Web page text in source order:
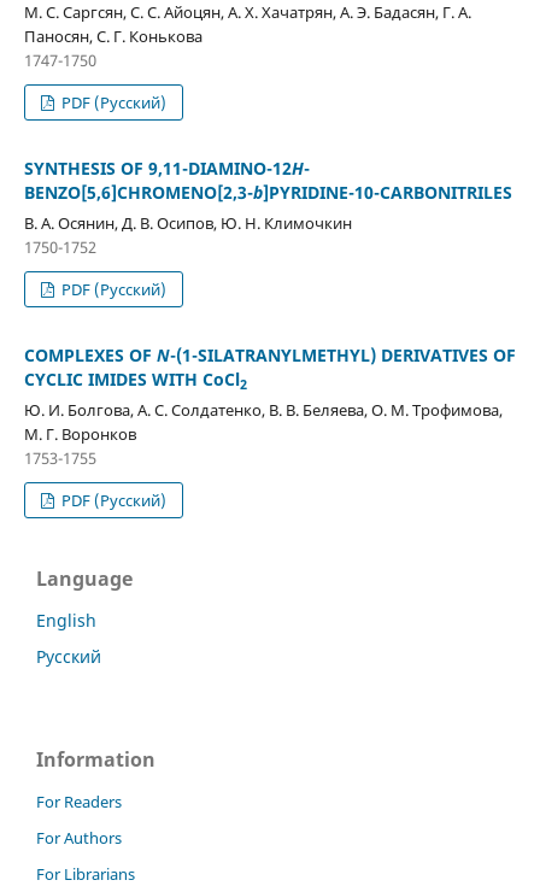
М. С. Саргсян, С. С. Айоцян, А. Х. Хачатрян, А. Э. Бадасян, Г. А.
Паносян, С. Г. Конькова
1747-1750
PDF (Русский)
SYNTHESIS OF 9,11-DIAMINO-12H-
BENZO[5,6]CHROMENO[2,3-b]PYRIDINE-10-CARBONITRILES
В. А. Осянин, Д. В. Осипов, Ю. Н. Климочкин
1750-1752
PDF (Русский)
COMPLEXES OF N-(1-SILATRANYLMETHYL) DERIVATIVES OF
CYCLIC IMIDES WITH CoCl2
Ю. И. Болгова, А. С. Солдатенко, В. В. Беляева, О. М. Трофимова,
М. Г. Воронков
1753-1755
PDF (Русский)
Language
English
Русский
Information
For Readers
For Authors
For Librarians